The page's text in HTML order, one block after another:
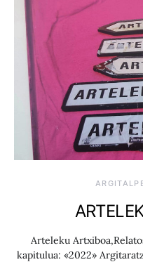
Arteleku
kapitulua: «2022»